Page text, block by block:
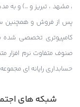
، مشهد ، تبریز و …) و به
پس از فروش و همچنین
کامپیوتری تخصصی
صنوف متفاوت نرم افزار
حسابداری رایانه ای مجموعه
شبکه های